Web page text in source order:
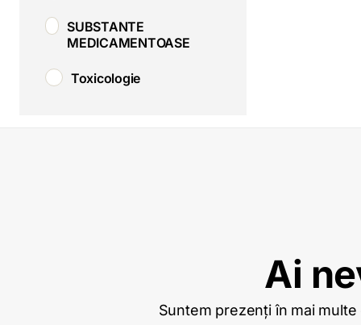
SUBSTANTE
MEDICAMENTOASE
Toxicologie
Ai
Suntem prezenți în mai